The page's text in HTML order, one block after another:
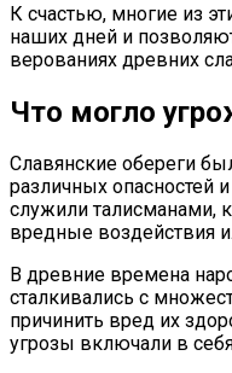
К счастью, многие из
наших дней и
верованиях древних
Что могло
Славянские обереги
различных опасностей
служили талисманами,
вредные воздействия
В древние времена
сталкивались с
причинить вред их
угрозы включали в